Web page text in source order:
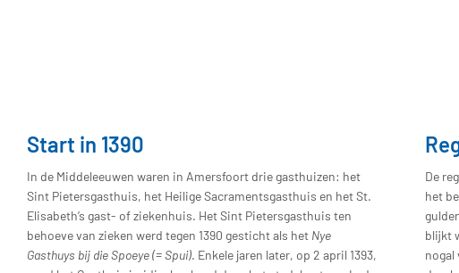
Start in 1390
In de Middeleeuwen waren in Amersfoort drie gasthuizen: het
Sint Pietersgasthuis, het Heilige Sacramentsgasthuis en het St.
Elisabeth’s gast- of ziekenhuis. Het Sint Pietersgasthuis ten
behoeve van zieken werd tegen 1390 gesticht als het Nye
Gasthuys bij die Spoeye (= Spui). Enkele jaren later, op 2 april 1393,
De
het
blijkt
nogal